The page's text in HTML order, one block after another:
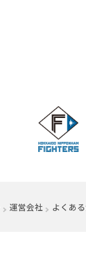
運営会社 （別ウィ
よくあ